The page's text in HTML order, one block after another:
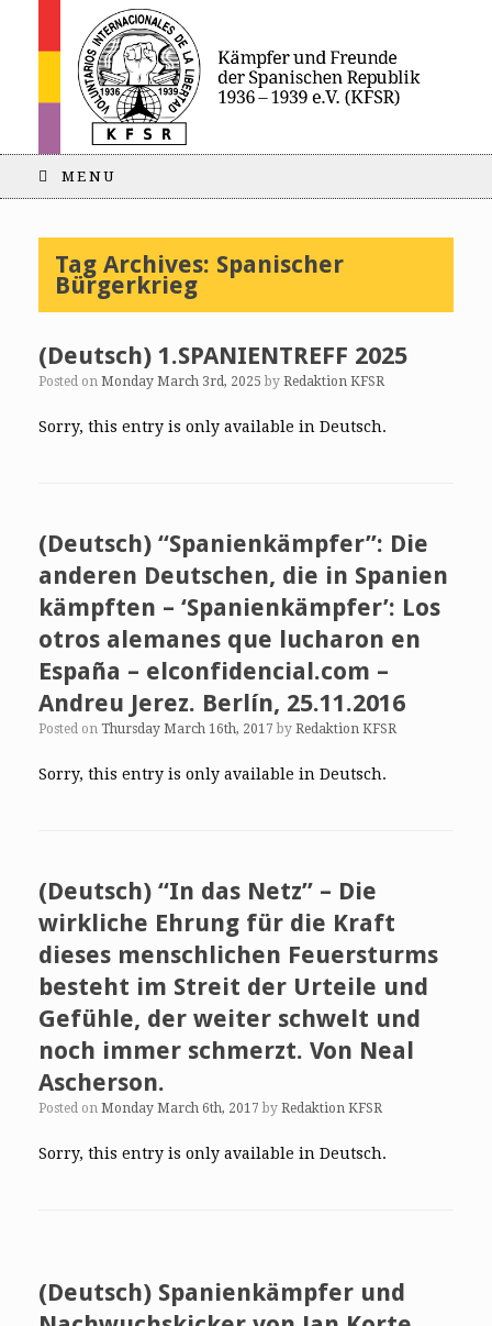
MENU
Tag Archives: Spanischer
Bürgerkrieg
(Deutsch) 1.SPANIENTREFF 2025
Posted on Monday March 3rd, 2025 by Redaktion KFSR
Sorry, this entry is only available in Deutsch.
(Deutsch) “Spanienkämpfer”: Die
anderen Deutschen, die in Spanien
kämpften – ‘Spanienkämpfer’: Los
otros alemanes que lucharon en
España – elconfidencial.com –
Andreu Jerez. Berlín, 25.11.2016
Posted on Thursday March 16th, 2017 by Redaktion KFSR
Sorry, this entry is only available in Deutsch.
(Deutsch) “In das Netz” – Die
wirkliche Ehrung für die Kraft
dieses menschlichen Feuersturms
besteht im Streit der Urteile und
Gefühle, der weiter schwelt und
noch immer schmerzt. Von Neal
Ascherson.
Posted on Monday March 6th, 2017 by Redaktion KFSR
Sorry, this entry is only available in Deutsch.
(Deutsch) Spanienkämpfer und